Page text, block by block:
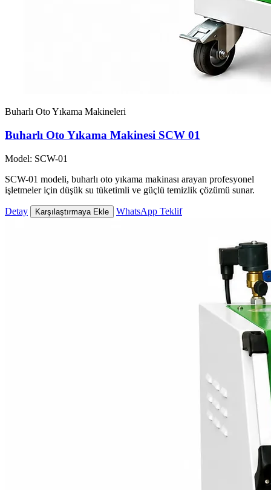
Buharlı Oto Yıkama Makineleri
Buharlı Oto Yıkama Makinesi SCW 01
Model: SCW-01
SCW-01 modeli, buharlı oto yıkama makinası arayan profesyonel
işletmeler için düşük su tüketimli ve güçlü temizlik çözümü sunar.
Detay Karşılaştırmaya Ekle WhatsApp Teklif